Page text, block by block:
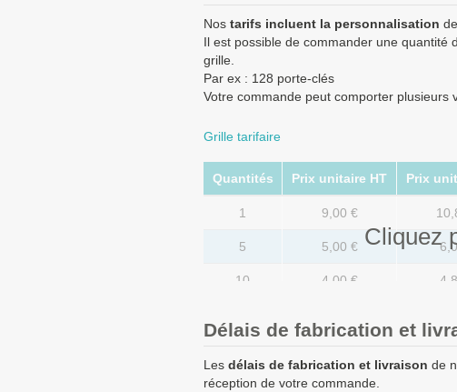
Nos tarifs incluent la personnalisation
Il est possible de commander une quantité
grille.
Par ex : 128 porte-clés
Votre commande peut comporter
Grille tarifaire
Cliquez
Quantités Prix unitaire HT Prix
1 9,00 €
5 5,00 €
10 4,00 €
100 1,20 €
Délais de fabrication et
Les délais de fabrication et livraison de
réception de votre commande.